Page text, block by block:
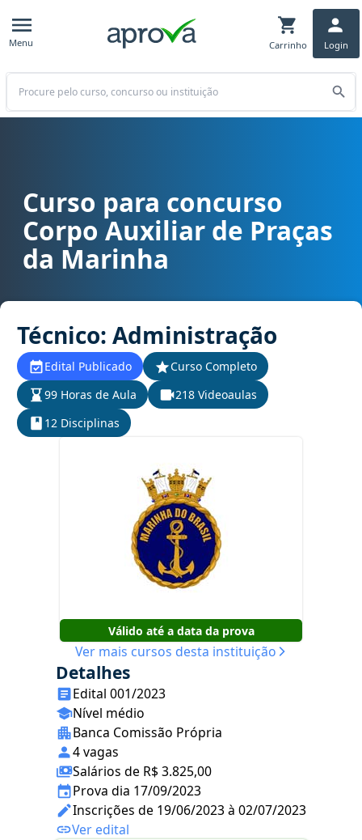
Menu Carrinho Login
Buscar
Curso para concurso CAP - Corpo Auxiliar de Praças da Marinha
Curso para concurso
Corpo Auxiliar de Praças
da Marinha
Técnico: Administração
Edital Publicado
Curso Completo
99 Horas de Aula
218 Videoaulas
12 Disciplinas
Válido até a data da prova
Ver mais cursos desta instituição
Detalhes
Edital 001/2023
Nível médio
Banca Comissão Própria
4 vagas
Salários de R$ 3.825,00
Prova dia 17/09/2023
Inscrições de 19/06/2023 à 02/07/2023
Ver edital